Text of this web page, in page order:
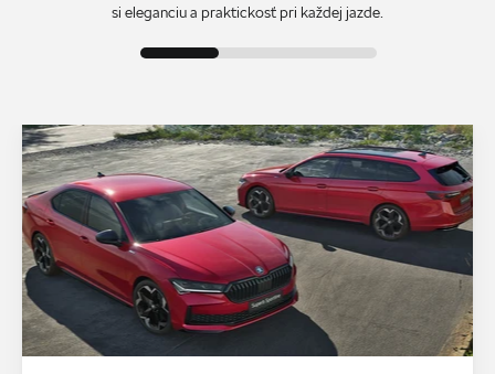
si eleganciu a praktickosť pri každej jazde.